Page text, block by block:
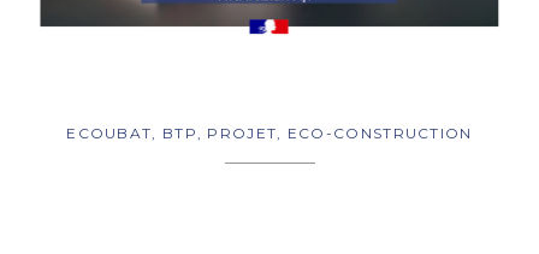
ECOUBAT, BTP, PROJET, ECO-CONSTRUCTION